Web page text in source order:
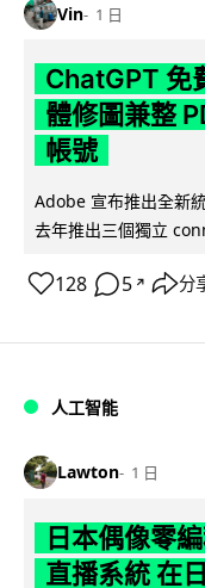
Vin 1 日
ChatGPT 免
體修圖兼整
帳號
Adobe 宣布推出全新
去年推出三個獨立
128 5 ↗ 分
人工智能
Lawton 1 日
日本偶像零
直播系統 在